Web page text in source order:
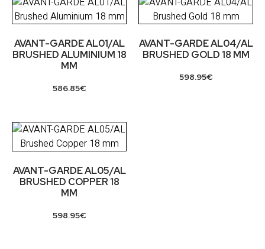
AVANT-GARDE AL01/AL
BRUSHED ALUMINIUM 18
MM
586.85€
AVANT-GARDE AL04/AL
BRUSHED GOLD 18 MM
598.95€
AVANT-GARDE AL05/AL
BRUSHED COPPER 18
MM
598.95€